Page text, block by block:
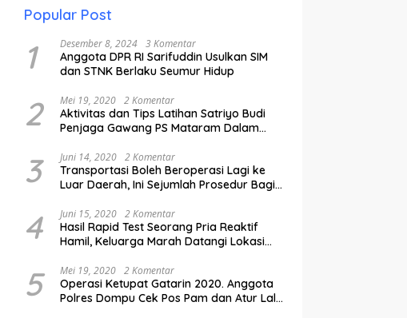
Popular Post
1 Desember 8, 2024 3 Komentar
Anggota DPR RI Sarifuddin Usulkan SIM
dan STNK Berlaku Seumur Hidup
2 Mei 19, 2020 2 Komentar
Aktivitas dan Tips Latihan Satriyo Budi
Penjaga Gawang PS Mataram Dalam
3 Juni 14, 2020 2 Komentar
Transportasi Boleh Beroperasi Lagi ke
Luar Daerah, Ini Sejumlah Prosedur Bagi
4 Juni 15, 2020 2 Komentar
Hasil Rapid Test Seorang Pria Reaktif
Hamil, Keluarga Marah Datangi Lokasi
5 Mei 19, 2020 2 Komentar
Operasi Ketupat Gatarin 2020. Anggota
Polres Dompu Cek Pos Pam dan Atur Lalu